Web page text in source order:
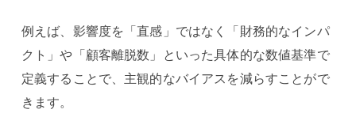
例えば、影響度を「直感」ではなく「財務的なインパ
クト」や「顧客離脱数」といった具体的な数値基準で
定義することで、主観的なバイアスを減らすことがで
きます。